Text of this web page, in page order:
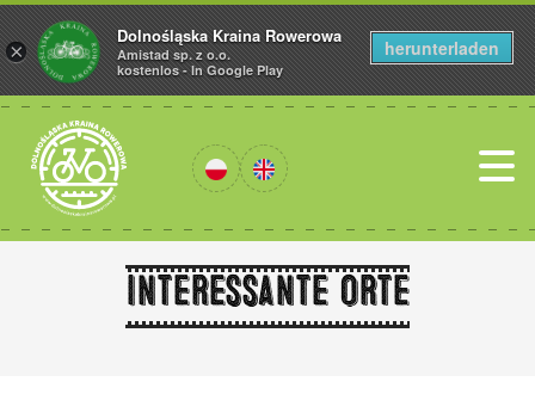
Interessante Orte
×
Dolnośląska Kraina Rowerowa
Amistad sp. z o.o.
kostenlos - In Google Play
herunterladen